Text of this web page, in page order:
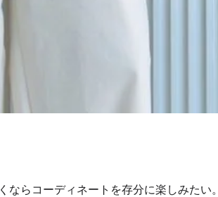
らコーディネートを存分に楽しみたい。